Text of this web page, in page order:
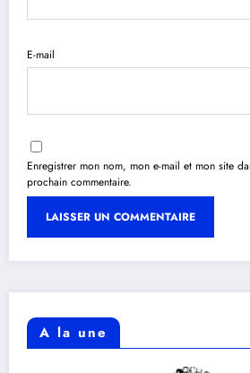
E-mail
Enregistrer mon nom, mon e-mail et mon site
prochain commentaire.
A la une